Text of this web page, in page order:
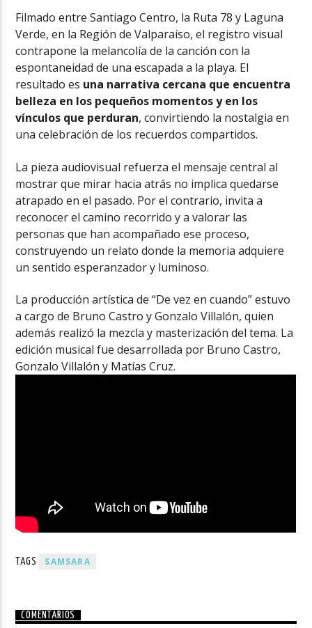
Filmado entre Santiago Centro, la Ruta 78 y Laguna
Verde, en la Región de Valparaíso, el registro visual
contrapone la melancolía de la canción con la
espontaneidad de una escapada a la playa. El
resultado es una narrativa cercana que encuentra
belleza en los pequeños momentos y en los
vínculos que perduran, convirtiendo la nostalgia en
una celebración de los recuerdos compartidos.
La pieza audiovisual refuerza el mensaje central al
mostrar que mirar hacia atrás no implica quedarse
atrapado en el pasado. Por el contrario, invita a
reconocer el camino recorrido y a valorar las
personas que han acompañado ese proceso,
construyendo un relato donde la memoria adquiere
un sentido esperanzador y luminoso.
La producción artística de “De vez en cuando” estuvo
a cargo de Bruno Castro y Gonzalo Villalón, quien
además realizó la mezcla y masterización del tema. La
edición musical fue desarrollada por Bruno Castro,
Gonzalo Villalón y Matías Cruz.
TAGS SAMSARA
COMENTARIOS